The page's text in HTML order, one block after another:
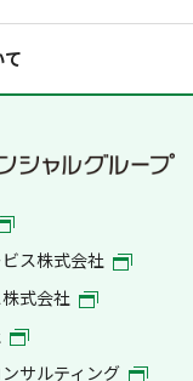
ス株式会社
式会社
サルティング